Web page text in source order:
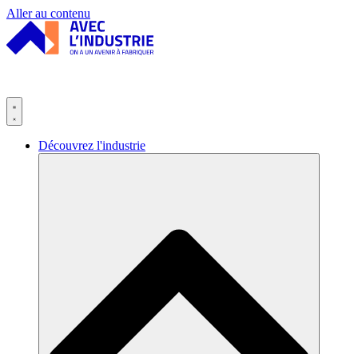
Panneau de gestion des cookies
Aller au contenu
Découvrez l'industrie